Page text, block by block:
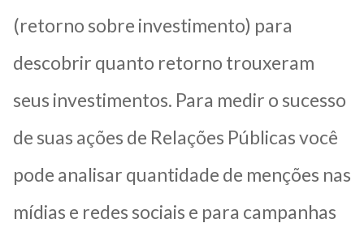
(retorno sobre investimento) para
descobrir quanto retorno trouxeram
seus investimentos. Para medir o sucesso
de suas ações de Relações Públicas você
pode analisar quantidade de menções nas
mídias e redes sociais e para campanhas